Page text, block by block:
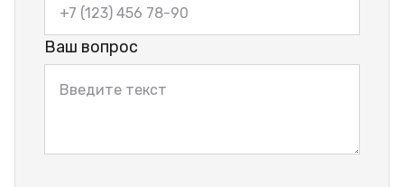
Ваш вопрос